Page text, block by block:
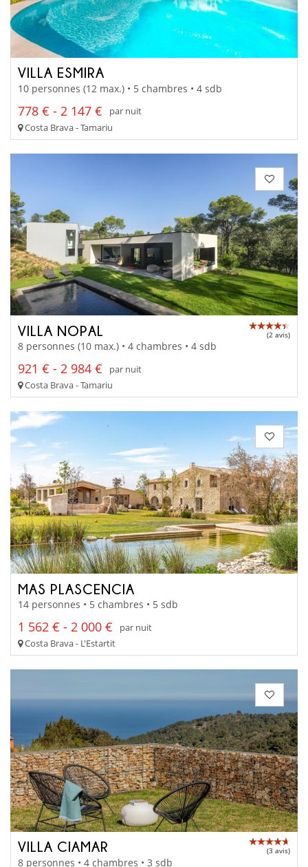
VILLA ESMIRA
10 personnes (12 max.) • 5 chambres • 4 sdb
778 € - 2 147 €
par nuit
Costa Brava - Tamariu
VILLA NOPAL (2 avis)
8 personnes (10 max.) • 4 chambres • 4 sdb
921 € - 2 984 €
par nuit
Costa Brava - Tamariu
MAS PLASCENCIA
14 personnes • 5 chambres • 5 sdb
1 562 € - 2 000 €
par nuit
Costa Brava - L'Estartit
VILLA CIAMAR (3 avis)
8 personnes • 4 chambres • 3 sdb